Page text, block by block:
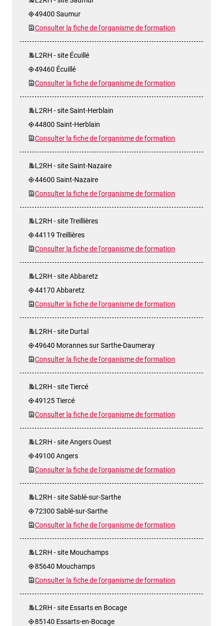
49400 Saumur
Consulter la fiche de l'organisme de formation
L2RH - site Écuillé
49460 Écuillé
Consulter la fiche de l'organisme de formation
L2RH - site Saint-Herblain
44800 Saint-Herblain
Consulter la fiche de l'organisme de formation
L2RH - site Saint-Nazaire
44600 Saint-Nazaire
Consulter la fiche de l'organisme de formation
L2RH - site Treillières
44119 Treillières
Consulter la fiche de l'organisme de formation
L2RH - site Abbaretz
44170 Abbaretz
Consulter la fiche de l'organisme de formation
L2RH - site Durtal
49640 Morannes sur Sarthe-Daumeray
Consulter la fiche de l'organisme de formation
L2RH - site Tiercé
49125 Tiercé
Consulter la fiche de l'organisme de formation
L2RH - site Angers Ouest
49100 Angers
Consulter la fiche de l'organisme de formation
L2RH - site Sablé-sur-Sarthe
72300 Sablé-sur-Sarthe
Consulter la fiche de l'organisme de formation
L2RH - site Mouchamps
85640 Mouchamps
Consulter la fiche de l'organisme de formation
L2RH - site Essarts en Bocage
85140 Essarts-en-Bocage